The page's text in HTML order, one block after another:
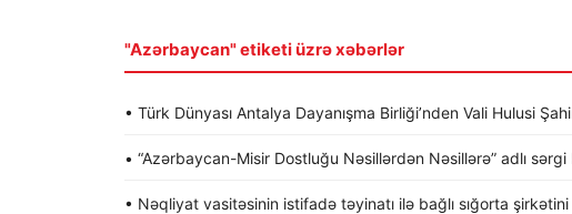
"Azərbaycan" etiketi üzrə xəbərlər
• Türk Dünyası Antalya Dayanışma Birliği’nden Vali Hulusi
• “Azərbaycan-Misir Dostluğu Nəsillərdən Nəsillərə” adlı
• Nəqliyat vasitəsinin istifadə təyinatı ilə bağlı sığorta